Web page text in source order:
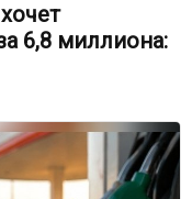
6,8 миллиона: